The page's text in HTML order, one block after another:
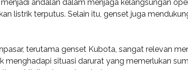
andalan dalam menjaga kelangsungan
listrik terputus. Selain itu, genset juga
terutama genset Kubota, sangat relevan
menghadapi situasi darurat yang memerlukan